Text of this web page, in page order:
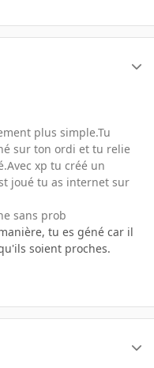
plus simple.Tu
sur ton ordi et tu relie
xp tu créé un
joué tu as internet sur
sans prob
tu es géné car il
soient proches.